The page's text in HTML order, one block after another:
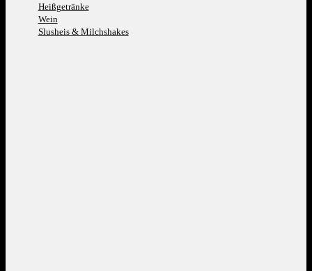
Heißgetränke
Wein
Slusheis & Milchshakes